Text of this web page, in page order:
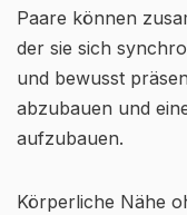
Paare können
der sie sich
und bewusst
abzubauen und
aufzubauen.
Körperliche Nähe